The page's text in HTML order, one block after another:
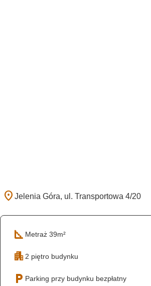
photo_camera
square_foot Metraż 39m²
apartment 2 piętro budynku
local_parking Parking przy budynku bezpłatny
location_on Jelenia Góra, ul. Transportowa 4/20